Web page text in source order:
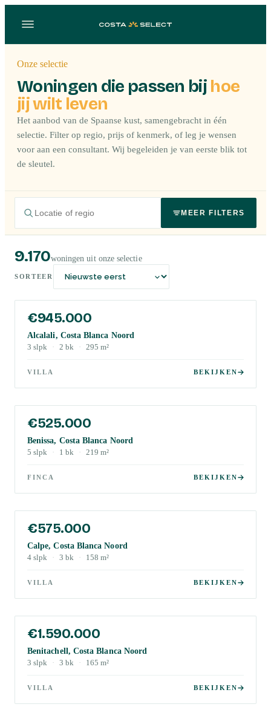
Onze selectie
Woningen die passen bij hoe
jij wilt leven
Het aanbod van de Spaanse kust, samengebracht in één
selectie. Filter op regio, prijs of kenmerk, of leg je wensen
voor aan een consultant. Wij begeleiden je van eerste blik tot
de sleutel.
MEER FILTERS
9.170woningen uit onze selectie
SORTEER
€945.000
Alcalali, Costa Blanca Noord
3 slpk · 2 bk · 295 m²
VILLA BEKIJKEN
€525.000
Benissa, Costa Blanca Noord
5 slpk · 1 bk · 219 m²
FINCA BEKIJKEN
€575.000
Calpe, Costa Blanca Noord
4 slpk · 3 bk · 158 m²
VILLA BEKIJKEN
€1.590.000
Benitachell, Costa Blanca Noord
3 slpk · 3 bk · 165 m²
VILLA BEKIJKEN